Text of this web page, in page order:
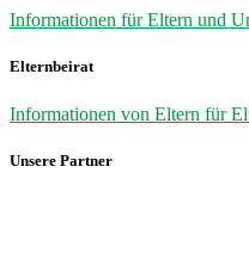
Informationen für Eltern und
Elternbeirat
Informationen von Eltern für
Unsere Partner